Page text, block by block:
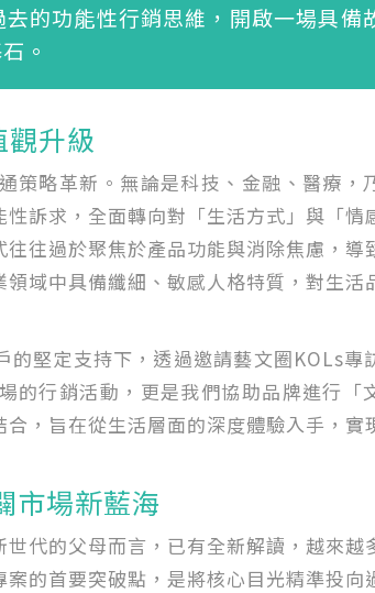
的功能性行銷思維，開啟一場具備
。
升級
策略革新。無論是科技、金融、醫療，
訴求，全面轉向對「生活方式」與「情
往過於聚焦於產品功能與消除焦慮，導
域中具備纖細、敏感人格特質，對生活
堅定支持下，透過邀請藝文圈KOLs專
的行銷活動，更是我們協助品牌進行「
，旨在從生活層面的深度體驗入手，實
市場新藍海
代的父母而言，已有全新解讀，越來越
的首要突破點，是將核心目光精準投向